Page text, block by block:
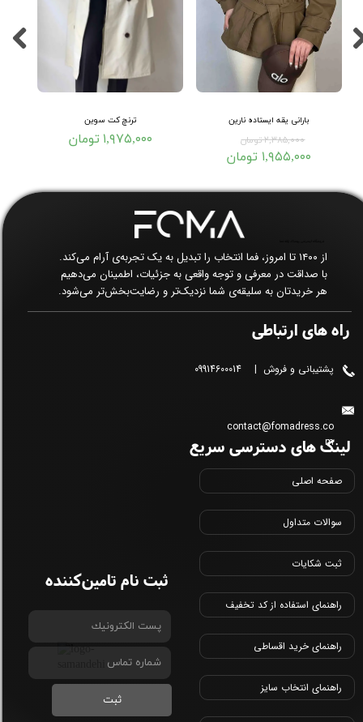
ترنچ کت سوین
۱,۹۷۵,۰۰۰ تومان
بارانی یقه ایستاده نارین
۲,۳۸۵,۰۰۰ تومان
۱,۹۵۵,۰۰۰ تومان
راه های ارتباطی
پشتیبانی و فروش | 09914600014
contact@fomadress.co
m
لینک های دسترسی سریع
صفحه اصلی
سوالات متداول
ثبت شکایات
راهنمای استفاده از کد تخفیف
راهنمای خرید اقساطی
راهنمای انتخاب سایز
از ۱۴۰۰ تا امروز، فما انتخاب را تبدیل به یک تجربه‌ی آرام می‌کند.
با صداقت در معرفی و توجه واقعی به جزئیات، اطمینان می‌دهیم
هر خریدتان به سلیقه‌ی شما نزدیک‌تر و رضایت‌بخش‌تر می‌شود.
ثبت
ثبت نام تامین‌کننده